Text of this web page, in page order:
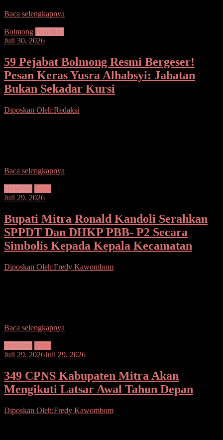
Baca selengkapnya
Bolmong Headline
Juli 30, 2026
59 Pejabat Bolmong Resmi Bergeser!
Pesan Keras Yusra Alhabsyi: Jabatan
Bukan Sekadar Kursi
Diposkan Oleh:Redaksi
Baca selengkapnya
Headline
Juli 29, 2026
Bupati Mitra Ronald Kandoli Serahkan
SPPDT Dan DHKP PBB- P2 Secara
Simbolis Kepada Kepala Kecamatan
Diposkan Oleh:Fredy Kawombom
Baca selengkapnya
Headline
Juli 29, 2026Juli 29, 2026
349 CPNS Kabupaten Mitra Akan
Mengikuti Latsar Awal Tahun Depan
Diposkan Oleh:Fredy Kawombom